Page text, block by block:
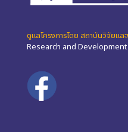
ดูแลโครงการโดย สถาบันวิจัยแ
Research and Development